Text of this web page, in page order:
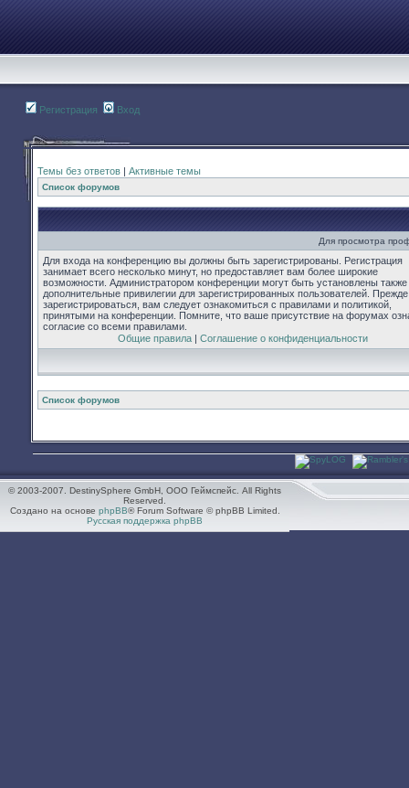
Регистрация Вход
Темы без ответов | Активные темы
Список форумов
Для просмотра
Для входа на конференцию вы должны быть зарегистрированы. Регистрация
занимает всего несколько минут, но предоставляет вам более широкие
возможности. Администратором конференции могут быть установлены также
дополнительные привилегии для зарегистрированных пользователей.
зарегистрироваться, вам следует ознакомиться с правилами и политикой,
принятыми на конференции. Помните, что ваше присутствие на форумах
согласие со всеми правилами.
Общие правила| Соглашение о конфиденциальности
Список форумов
© 2003-2007. DestinySphere GmbH, ООО Геймспейс. All Rights
Reserved.
Создано на основе phpBB® Forum Software © phpBB Limited.
Русская поддержка phpBB